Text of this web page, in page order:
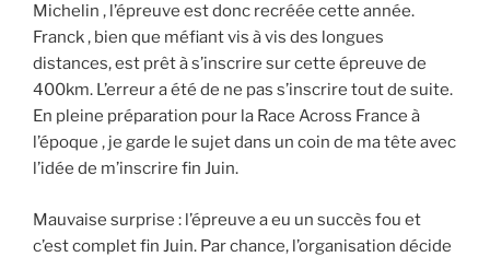
Michelin , l’épreuve est donc recréée cette année.
Franck , bien que méfiant vis à vis des longues
distances, est prêt à s’inscrire sur cette épreuve de
400km. L’erreur a été de ne pas s’inscrire tout de suite.
En pleine préparation pour la Race Across France à
l’époque , je garde le sujet dans un coin de ma tête avec
l’idée de m’inscrire fin Juin.
Mauvaise surprise : l’épreuve a eu un succès fou et
c’est complet fin Juin. Par chance, l’organisation décide